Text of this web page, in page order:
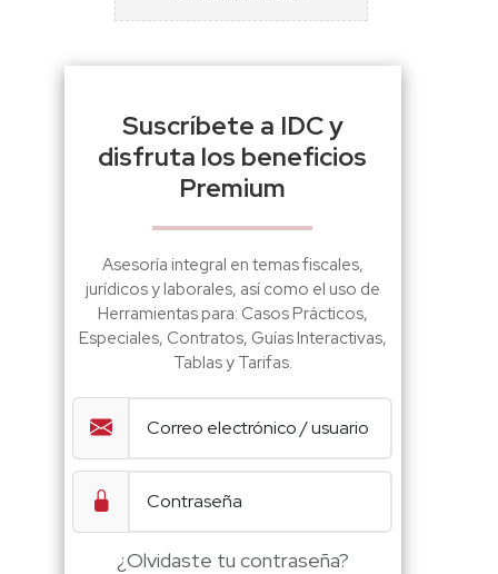
Suscríbete a IDC y
disfruta los beneficios
Premium
Asesoría integral en temas fiscales,
jurídicos y laborales, así como el uso de
Herramientas para: Casos Prácticos,
Especiales, Contratos, Guías Interactivas,
Tablas y Tarifas.
¿Olvidaste tu contraseña?